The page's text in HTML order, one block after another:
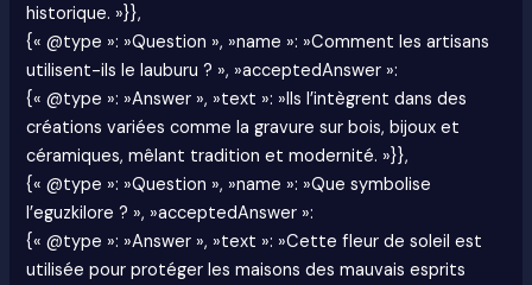
historique. »}},
{« @type »: »Question », »name »: »Comment les artisans
utilisent-ils le lauburu ? », »acceptedAnswer »:
{« @type »: »Answer », »text »: »Ils l’intègrent dans des
créations variées comme la gravure sur bois, bijoux et
céramiques, mêlant tradition et modernité. »}},
{« @type »: »Question », »name »: »Que symbolise
l’eguzkilore ? », »acceptedAnswer »:
{« @type »: »Answer », »text »: »Cette fleur de soleil est
utilisée pour protéger les maisons des mauvais esprits